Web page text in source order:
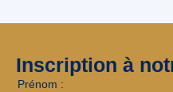
Inscription à
Prénom :